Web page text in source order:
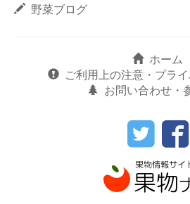
野菜ブログ
ホーム
ご利用上の注意・プラ
お問い合わせ・